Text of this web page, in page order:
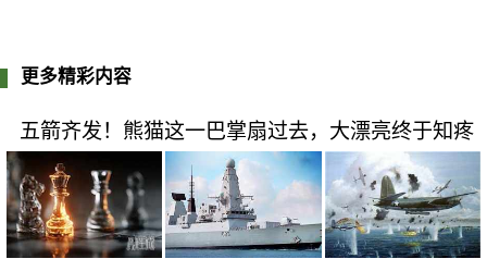
更多精彩内容
五箭齐发！熊猫这一巴掌扇过去，大漂亮终于知疼